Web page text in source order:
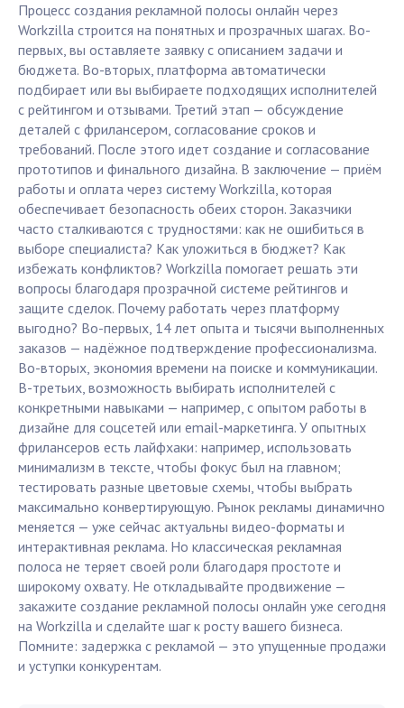
Процесс создания рекламной полосы онлайн через
Workzilla строится на понятных и прозрачных шагах. Во-
первых, вы оставляете заявку с описанием задачи и
бюджета. Во-вторых, платформа автоматически
подбирает или вы выбираете подходящих исполнителей
с рейтингом и отзывами. Третий этап — обсуждение
деталей с фрилансером, согласование сроков и
требований. После этого идет создание и согласование
прототипов и финального дизайна. В заключение — приём
работы и оплата через систему Workzilla, которая
обеспечивает безопасность обеих сторон. Заказчики
часто сталкиваются с трудностями: как не ошибиться в
выборе специалиста? Как уложиться в бюджет? Как
избежать конфликтов? Workzilla помогает решать эти
вопросы благодаря прозрачной системе рейтингов и
защите сделок. Почему работать через платформу
выгодно? Во-первых, 14 лет опыта и тысячи выполненных
заказов — надёжное подтверждение профессионализма.
Во-вторых, экономия времени на поиске и коммуникации.
В-третьих, возможность выбирать исполнителей с
конкретными навыками — например, с опытом работы в
дизайне для соцсетей или email-маркетинга. У опытных
фрилансеров есть лайфхаки: например, использовать
минимализм в тексте, чтобы фокус был на главном;
тестировать разные цветовые схемы, чтобы выбрать
максимально конвертирующую. Рынок рекламы динамично
меняется — уже сейчас актуальны видео-форматы и
интерактивная реклама. Но классическая рекламная
полоса не теряет своей роли благодаря простоте и
широкому охвату. Не откладывайте продвижение —
закажите создание рекламной полосы онлайн уже сегодня
на Workzilla и сделайте шаг к росту вашего бизнеса.
Помните: задержка с рекламой — это упущенные продажи
и уступки конкурентам.